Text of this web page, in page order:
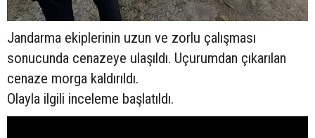
Jandarma ekiplerinin uzun ve zorlu çalışması
sonucunda cenazeye ulaşıldı. Uçurumdan çıkarılan
cenaze morga kaldırıldı.
Olayla ilgili inceleme başlatıldı.